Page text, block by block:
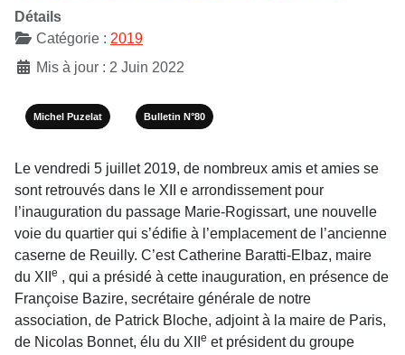
Détails
Catégorie : 2019
Mis à jour : 2 Juin 2022
Michel Puzelat Bulletin N°80
Le vendredi 5 juillet 2019, de nombreux amis et amies se
sont retrouvés dans le XII e arrondissement pour
l’inauguration du passage Marie-Rogissart, une nouvelle
voie du quartier qui s’édifie à l’emplacement de l’ancienne
caserne de Reuilly. C’est Catherine Baratti-Elbaz, maire
du XII
e , qui a présidé à cette inauguration, en présence de
Françoise Bazire, secrétaire générale de notre
association, de Patrick Bloche, adjoint à la maire de Paris,
de Nicolas Bonnet, élu du XII
e et président du groupe